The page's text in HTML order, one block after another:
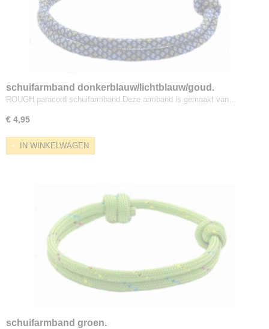
schuifarmband donkerblauw/lichtblauw/goud.
ROUGH paracord schuifarmband.Deze armband is gemaakt van…
€ 4,95
IN WINKELWAGEN
schuifarmband groen.